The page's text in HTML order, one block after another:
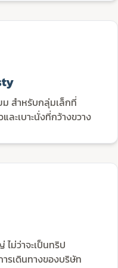
ม สำหรับกลุ่มเล็กที่
ละเบาะนั่งที่กว้างขวาง
ม่ว่าจะเป็นทริป
รเดินทางของบริษัท